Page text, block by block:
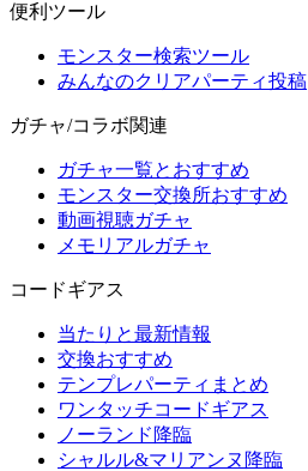
便利ツール
モンスター検索ツール
みんなのクリアパーティ投稿
ガチャ/コラボ関連
ガチャ一覧とおすすめ
モンスター交換所おすすめ
動画視聴ガチャ
メモリアルガチャ
コードギアス
当たりと最新情報
交換おすすめ
テンプレパーティまとめ
ワンタッチコードギアス
ノーランド降臨
シャルル&マリアンヌ降臨